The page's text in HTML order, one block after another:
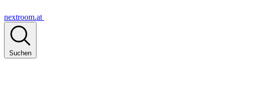
nextroom.at
Suchen